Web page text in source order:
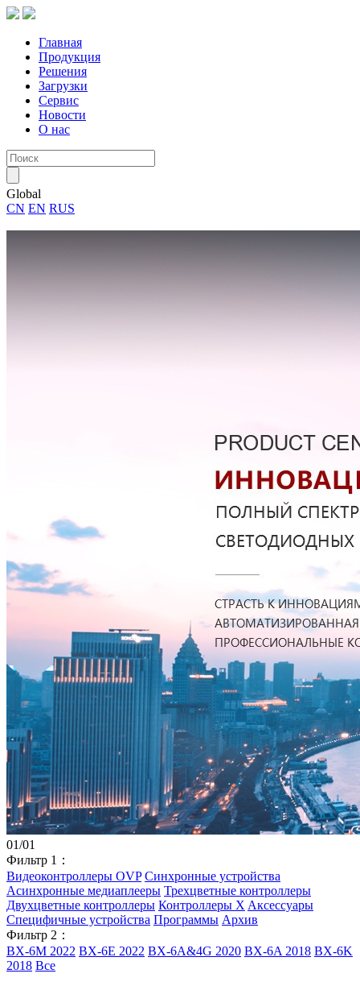
Главная
Продукция
Решения
Загрузки
Сервис
Новости
О нас
Global
CN EN RUS
01/01
Фильтр 1：
Видеоконтроллеры OVP Синхронные устройства
Асинхронные медиаплееры Трехцветные контроллеры
Двухцветные контроллеры Контроллеры X Aксессуары
Специфичные устройства Программы Архив
Фильтр 2：
BX-6M 2022 BX-6E 2022 BX-6A&4G 2020 BX-6A 2018 BX-6K
2018 Все